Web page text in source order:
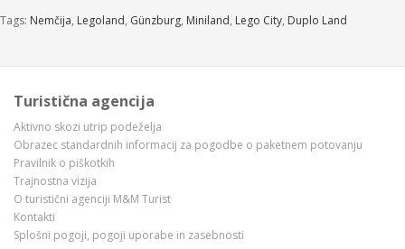
Tags: Nemčija, Legoland, Günzburg, Miniland, Lego City, Duplo Land
Turistična agencija
Aktivno skozi utrip podeželja
Obrazec standardnih informacij za pogodbe o paketnem potovanju
Pravilnik o piškotkih
Trajnostna vizija
O turistični agenciji M&M Turist
Kontakti
Splošni pogoji, pogoji uporabe in zasebnosti